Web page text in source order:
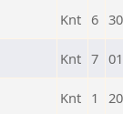
Knt 6
Knt 7
Knt 1